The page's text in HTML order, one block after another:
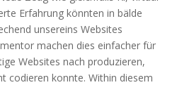
Erfahrung könnten in bälde
unsereins Websites
machen dies einfacher für
Websites nach produzieren,
codieren konnte. Within diesem